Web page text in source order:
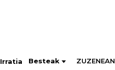
Irratia Besteak ZUZENEAN